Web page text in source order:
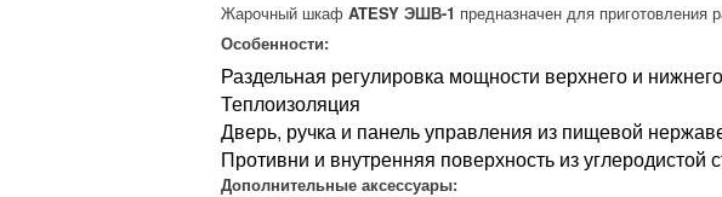
Жарочный шкаф ATESY ЭШВ-1 предназначен для
Особенности:
Раздельная регулировка мощности верхнего и
Теплоизоляция
Дверь, ручка и панель управления из пищевой
Противни и внутренняя поверхность из углеродистой
Дополнительные аксессуары: